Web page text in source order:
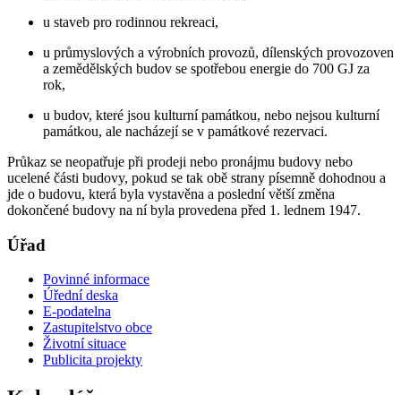
u staveb pro rodinnou rekreaci,
u průmyslových a výrobních provozů, dílenských provozoven
a zemědělských budov se spotřebou energie do 700 GJ za
rok,
u budov, které jsou kulturní památkou, nebo nejsou kulturní
památkou, ale nacházejí se v památkové rezervaci.
Průkaz se neopatřuje při prodeji nebo pronájmu budovy nebo
ucelené části budovy, pokud se tak obě strany písemně dohodnou a
jde o budovu, která byla vystavěna a poslední větší změna
dokončené budovy na ní byla provedena před 1. lednem 1947.
Úřad
Povinné informace
Úřední deska
E-podatelna
Zastupitelstvo obce
Životní situace
Publicita projekty